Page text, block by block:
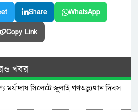
Share WhatsApp
Copy Link
খবর
মর্যাদায় সিলেটে জুলাই গণঅভ্যুত্থান দিবস